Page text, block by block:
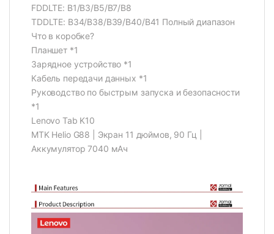
FDDLTE: B1/B3/B5/B7/B8
TDDLTE: B34/B38/B39/B40/B41 Полный диапазон
Что в коробке?
Планшет *1
Зарядное устройство *1
Кабель передачи данных *1
Руководство по быстрым запуска и безопасности
*1
Lenovo Tab K10
MTK Helio G88 | Экран 11 дюймов, 90 Гц |
Аккумулятор 7040 мАч